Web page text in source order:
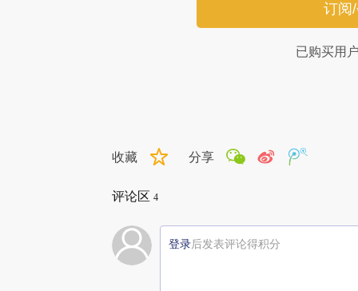
订阅
已购买用
收藏 分享
评论区 4
登录后发表评论得积分